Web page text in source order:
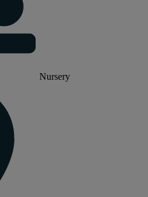
Nursery